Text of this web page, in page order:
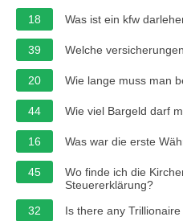
18 Was ist ein kfw
39 Welche
20 Wie lange muss man
44 Wie viel Bargeld darf
16 Was war die erste
45
Wo finde ich die
Steuererklärung?
32
Is there any